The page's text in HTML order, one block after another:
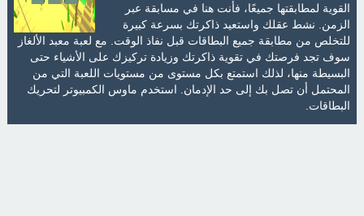
القوية لمطابقتها جميعًا، فأنت هنا في مسابقة عبر
الزمن. نشط عقلك واستعيد ذاكرتك بسرعة كبيرة
للتخلص من مطابقة جميع البطاقات قبل نفاذ الوقت. مع لعبة معبد الألغاز
سوف تجد فرصتك في تقوية ذاكرتك وزيادة تركيزك على الأشياء حتى
البسيطة منها، لذلك استمتع بكل مستوى من مستويات اللعبة التي من
المحتمل أن تصل بك إلى حد الإدمان. استخدم ماوس الكمبيوتر لتحريك
البطاقات.